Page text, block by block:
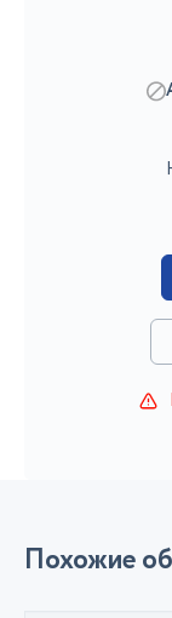
Похожие